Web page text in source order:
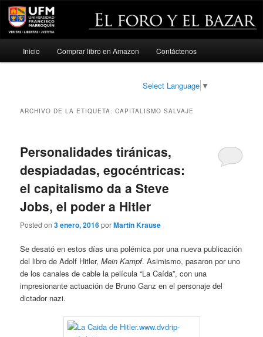
Ir
Ir
Inicio Comprar libro en Amazon Contáctenos
Select Language ▼
ARCHIVO DE LA ETIQUETA:CAPITALISMO SALVAJE
Personalidades tiránicas,
despiadadas, egocéntricas:
el capitalismo da a Steve
Jobs, el poder a Hitler
Posted on3 enero, 2016porMartin Krause
Se desató en estos días una polémica por una nueva publicación
del libro de Adolf Hitler,Mein Kampf. Asimismo, pasaron por uno
de los canales de cable la película “La Caída”, con una
impresionante actuación de Bruno Ganz en el personaje del
dictador nazi.